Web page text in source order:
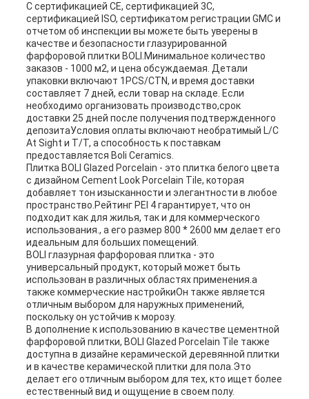
С сертификацией CE, сертификацией 3C,
сертификацией ISO, сертификатом регистрации GMC и
отчетом об инспекции вы можете быть уверены в
качестве и безопасности глазурированной
фарфоровой плитки BOLI.Минимальное количество
заказов - 1000 м2, и цена обсуждаемая. Детали
упаковки включают 1PCS/CTN, и время доставки
составляет 7 дней, если товар на складе. Если
необходимо организовать производство,срок
доставки 25 дней после получения подтвержденного
депозитаУсловия оплаты включают необратимый L/C
At Sight и T/T, а способность к поставкам
предоставляется Boli Ceramics.
Плитка BOLI Glazed Porcelain - это плитка белого цвета
с дизайном Cement Look Porcelain Tile, которая
добавляет тон изысканности и элегантности в любое
пространство.Рейтинг PEI 4 гарантирует, что он
подходит как для жилья, так и для коммерческого
использования., а его размер 800 * 2600 мм делает его
идеальным для больших помещений.
BOLI глазурная фарфоровая плитка - это
универсальный продукт, который может быть
использован в различных областях применения.а
также коммерческие настройкиОн также является
отличным выбором для наружных применений,
поскольку он устойчив к морозу.
В дополнение к использованию в качестве цементной
фарфоровой плитки, BOLI Glazed Porcelain Tile также
доступна в дизайне керамической деревянной плитки
и в качестве керамической плитки для пола.Это
делает его отличным выбором для тех, кто ищет более
естественный вид и ощущение в своем полу.